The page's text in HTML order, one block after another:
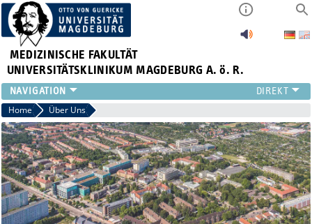
MEDIZINISCHE FAKULTÄT
UNIVERSITÄTSKLINIKUM MAGDEBURG A. ö. R.
INSTITUTE
KLINIKEN
ZENTRALE EINRICHTUNGEN
FORSCHUNG
PRESSE
ÜBER UNS
INTERNATIONAL
Home Über Uns